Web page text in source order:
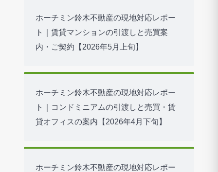
ホーチミン鈴木不動産の現地対応レポー
ト｜賃貸マンションの引渡しと売買案
内・ご契約【2026年5月上旬】
ホーチミン鈴木不動産の現地対応レポー
ト｜コンドミニアムの引渡しと売買・賃
貸オフィスの案内【2026年4月下旬】
ホーチミン鈴木不動産の現地対応レポー